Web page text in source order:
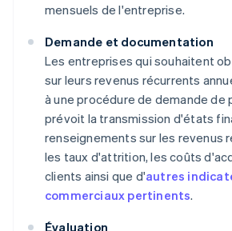
mensuels de l'entreprise.
Demande et documentation
Les entreprises qui souhaitent
sur leurs revenus récurrents
à une procédure de demande de
prévoit la transmission d'états
renseignements sur les revenus
les taux d'attrition, les coûts
clients ainsi que d'autres
commerciaux pertinents.
Évaluation